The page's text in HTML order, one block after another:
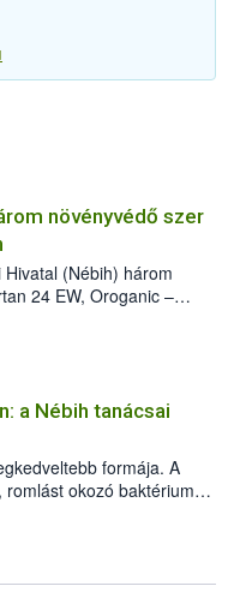
növényvédő szer
(Nébih) három
24 EW, Oroganic –
a szüretet követően,
stádiumáig
károsító elleni további
kis kiszerelésben kiskerti
termesztésben is
a Nébih tanácsai
formája. A
okozó baktériumok
szabadtéri sütögetés
szól: legalább
hőkezelés, valamint a